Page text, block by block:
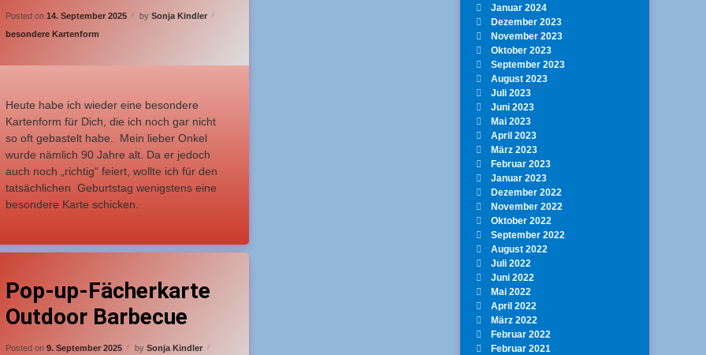
Posted on14. September 2025 bySonja Kindler
Categories:
besondere Kartenform
Heute habe ich wieder eine besondere
Kartenform für Dich, die ich noch gar nicht
so oft gebastelt habe. Mein lieber Onkel
wurde nämlich 90 Jahre alt. Da er jedoch
auch noch „richtig“ feiert, wollte ich für den
tatsächlichen Geburtstag wenigstens eine
besondere Karte schicken.
Pop-up-Fächerkarte
Outdoor Barbecue
Posted on9. September 2025 bySonja Kindler
up Karte
Januar 2024
Dezember 2023
November 2023
Oktober 2023
September 2023
August 2023
Juli 2023
Juni 2023
Mai 2023
April 2023
März 2023
Februar 2023
Januar 2023
Dezember 2022
November 2022
Oktober 2022
September 2022
August 2022
Juli 2022
Juni 2022
Mai 2022
April 2022
März 2022
Februar 2022
Februar 2021